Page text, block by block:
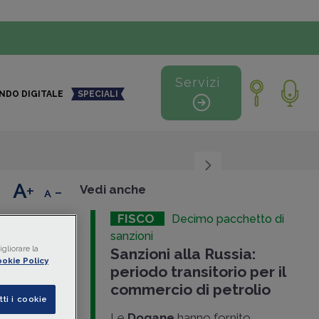
DIGITALE SPECIALI
Servizi
sabato
decimo
+ - Vedi anche
FISCO
Decimo pacchetto di
sanzioni
Sanzioni alla Russia:
periodo transitorio per il
commercio di petrolio
la
Policy
i cookie